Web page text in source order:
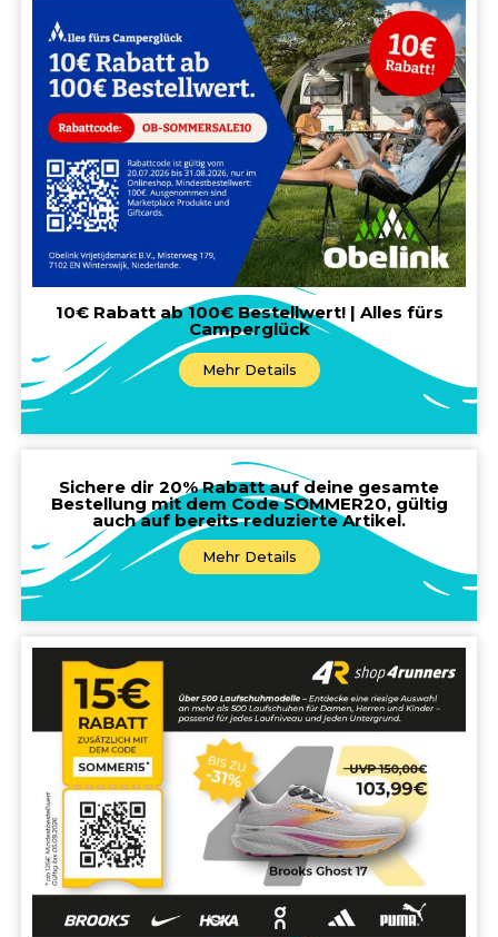
10€ Rabatt ab 100€ Bestellwert! | Alles fürs
Camperglück
Mehr Details
Sichere dir 20% Rabatt auf deine gesamte
Bestellung mit dem Code SOMMER20, gültig
auch auf bereits reduzierte Artikel.
Mehr Details